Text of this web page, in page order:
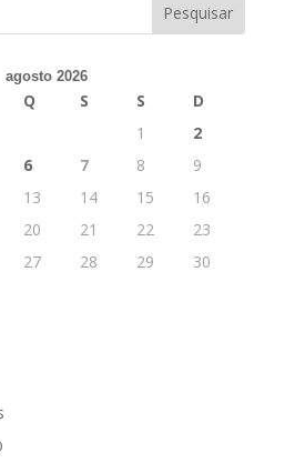
agosto 2026
Q S S
D
1
2
6 7 8
9
13 14 15
16
20 21 22
23
27 28 29
30